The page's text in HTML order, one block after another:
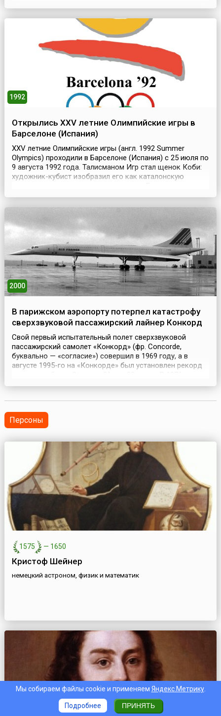
студентов выступала организатором всемирных
было привлечение на сторону коммунистического
движения молодежи зарубежны...
1992
Открылись XXV летние Олимпийские игры в
Барселоне (Испания)
XXV летние Олимпийские игры (англ. 1992 Summer
Olympics) проходили в Барселоне (Испания) с 25 июля по
9 августа 1992 года. Талисманом Игр стал щенок Коби:
художник-кубист изобразил его как каталонскую
олимпийского Мишу – символ Олимпиады-80, после
2000
В парижском аэропорту потерпел катастрофу
сверхзвуковой пассажирский лайнер Конкорд
Свой первый испытательный полет cверхзвуковой
пассажирский самолет «Конкорд» (фр. Concorde,
буквально — «согласие») совершил в 1969 году, а в
августе 1995-го на «Конкорде» был установлен рекорд
самолеты начали регулярные коммерческие рейсы с
«Конкордов» воспользовались более трех миллионов...
Персоны
1575 — 1650
Кристоф Шейнер
немецкий астроном, физик и математик
Мы собираем файлы cookie и применяем Яндекс.Метрику.
Подробнее ПРИНЯТЬ